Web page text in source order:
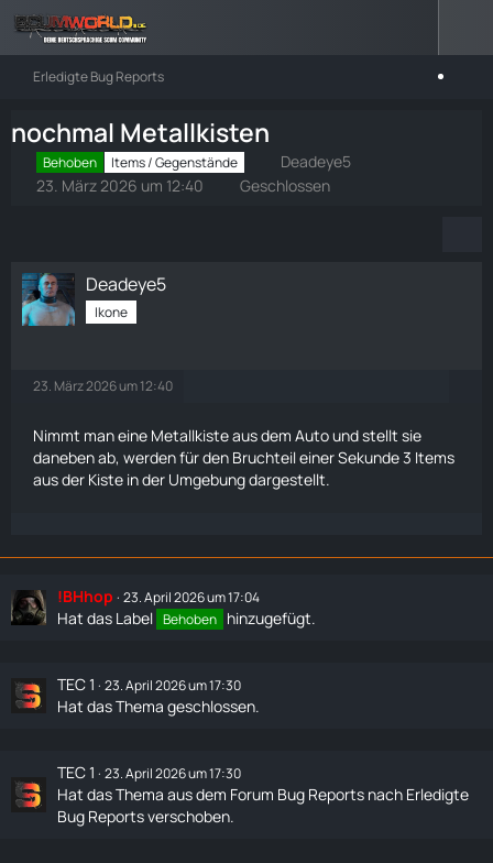
Erledigte Bug Reports
nochmal Metallkisten
Behoben Items / Gegenstände
Deadeye5
23. März 2026 um 12:40
Geschlossen
Deadeye5
Ikone
23. März 2026 um 12:40
Nimmt man eine Metallkiste aus dem Auto und stellt sie
daneben ab, werden für den Bruchteil einer Sekunde 3 Items
aus der Kiste in der Umgebung dargestellt.
!BHhop 23. April 2026 um 17:04
Hat das Label Behoben hinzugefügt.
TEC 1 23. April 2026 um 17:30
Hat das Thema geschlossen.
TEC 1 23. April 2026 um 17:30
Hat das Thema aus dem Forum Bug Reports nach Erledigte
Bug Reportsverschoben.